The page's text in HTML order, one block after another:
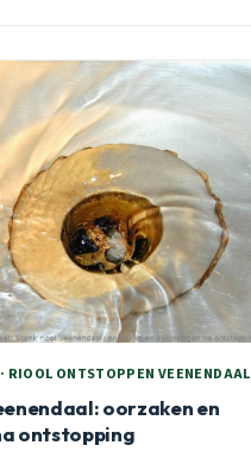
RIOOL ONTSTOPPEN VEENENDAAL
oorzaken en
ontstopping